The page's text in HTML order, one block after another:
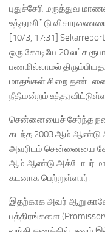
புதுச்சேரி மருத்துவ
உத்தரவிட்டு
[10/3, 17:31]
ஒரு கோடியே 20 லட்ச
பணமில்லாமல்
மாதங்கள் சிறை
நீதிமன்றம்
சென்னையைச் சேர்ந்த
கடந்த 2003 ஆம் ஆண்டு
அவரிடம் சென்னையை
ஆம் ஆண்டு அக்டோபர்
கடனாக பெற்றுள்ளார்.
இதற்காக அவர் ஆறு
பத்திரங்களை